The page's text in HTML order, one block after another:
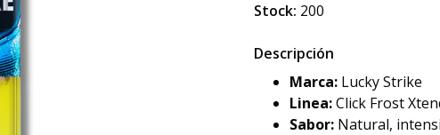
Stock: 200
Descripción
Marca: Lucky Strike
Linea:Click Frost
Sabor: Natural,